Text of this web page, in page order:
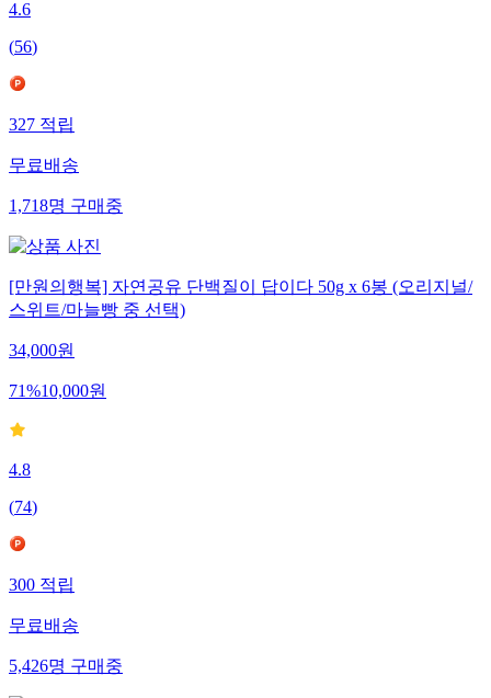
4.6
(56)
327적립
무료배송
1,718명구매중
[만원의행복] 자연공유 단백질이 답이다 50g x 6봉 (오리지널/
스위트/마늘빵 중 선택)
34,000원
71%10,000원
4.8
(74)
300적립
무료배송
5,426명구매중